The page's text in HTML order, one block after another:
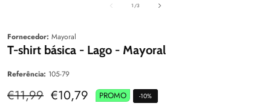
1 /de3
Fornecedor: Mayoral
T-shirt básica - Lago - Mayoral
Referência: 105-79
Preço
€11,99 Preço
€10,79 PROMO -10%